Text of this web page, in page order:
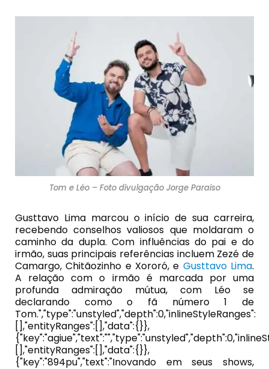
Tom e Léo – Foto divulgação Jorge Paraiso
Gusttavo Lima marcou o início de sua carreira,
recebendo conselhos valiosos que moldaram o
caminho da dupla. Com influências do pai e do
irmão, suas principais referências incluem Zezé de
Camargo, Chitãozinho e Xororó, e Gusttavo Lima.
A relação com o irmão é marcada por uma
profunda admiração mútua, com Léo se
declarando como o fã número 1 de
Tom.","type":"unstyled","depth":0,"inlineStyleRanges":
[],"entityRanges":[],"data":{}},
[],"entityRanges":[],"data":{}},
{"key":"894pu","text":"Inovando em seus shows,